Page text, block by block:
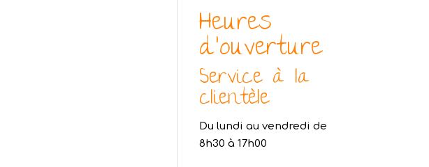
Heures
d’ouverture
Service à la
clientèle
Du lundi au vendredi de
8h30 à 17h00